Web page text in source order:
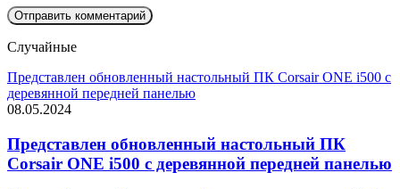
Случайные
Представлен обновленный настольный ПК Corsair ONE i500 с
деревянной передней панелью
08.05.2024
Представлен обновленный настольный ПК
Corsair ONE i500 с деревянной передней панелью